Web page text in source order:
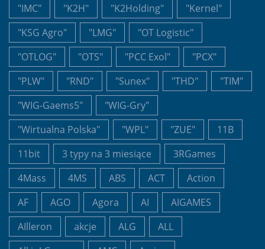
"IMC"
"K2H" "K2Holding"
"Kernel"
"KSG Agro"
"LMG"
"OT Logistic"
"OTLOG"
"OTS" "PCC Exol"
"PCX"
"PLW"
"RND" "Sunex" "THD"
"TIM"
"WIG-Gaems5"
"WIG-Gry"
"Wirtualna Polska"
"WPL" "ZUE"
11B
11bit
3 typy na 3 miesiące
3RGames
4Mass
4MS ABS ACT
Action
AF
AGO Agora AI
AIGAMES
AIlleron
akcje ALG
ALL